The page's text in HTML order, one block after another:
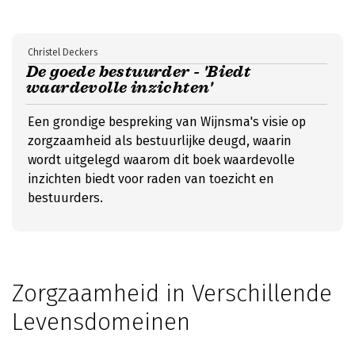
De goede bestuurder - 'Biedt
waardevolle inzichten'
Christel Deckers
Een grondige bespreking van Wijnsma's visie op
zorgzaamheid als bestuurlijke deugd, waarin
wordt uitgelegd waarom dit boek waardevolle
inzichten biedt voor raden van toezicht en
bestuurders.
Zorgzaamheid in Verschillende
Levensdomeinen